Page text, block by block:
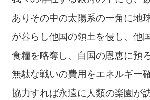
ありその中の太陽系の一角に地
が暮らし他国の領土を侵し、他
食糧を略奪し、自国の恩恵に預
無駄な戦いの費用をエネルギー
協力すれば永遠に人類の楽園が訪